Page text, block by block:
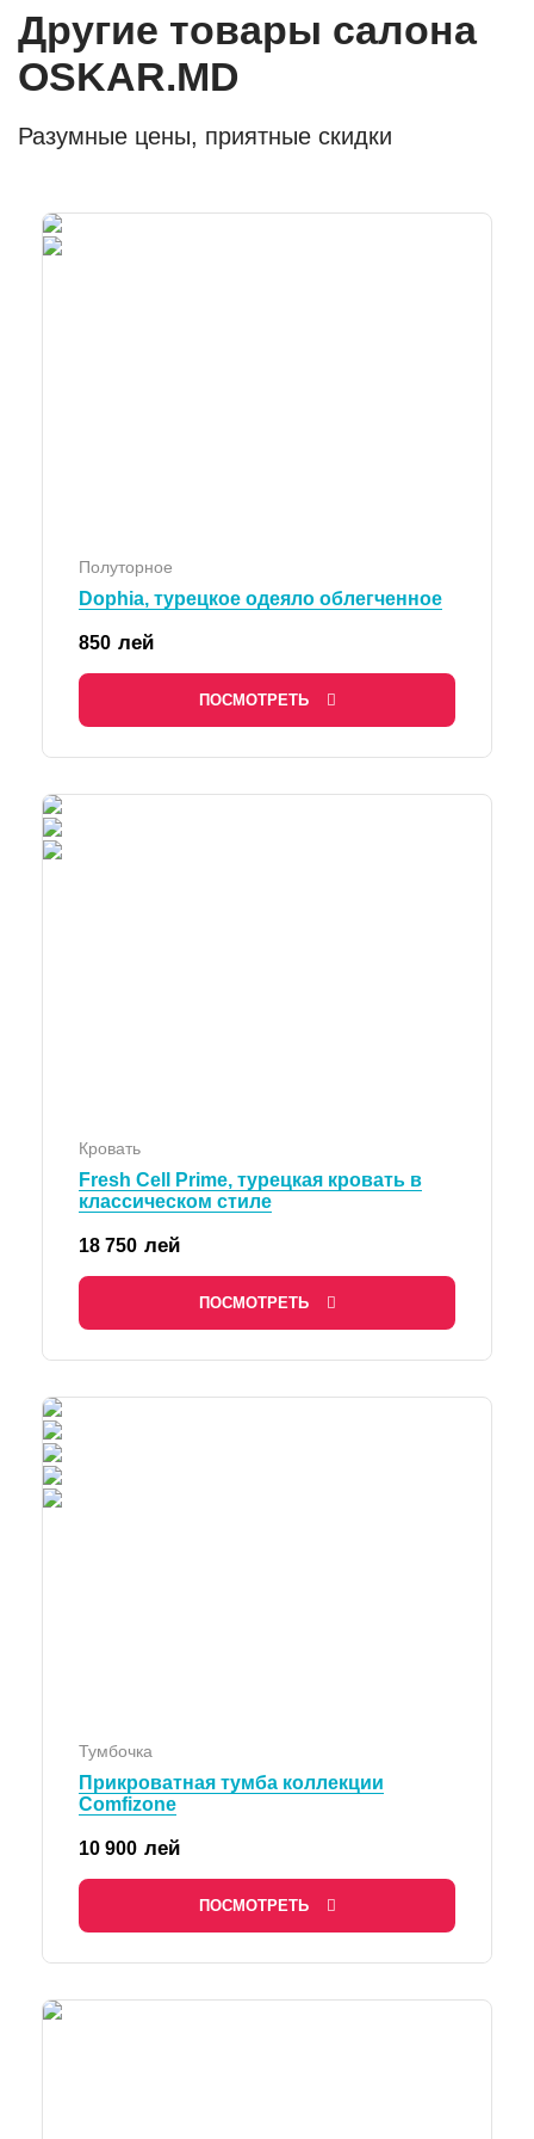
Другие товары салона
OSKAR.MD
Разумные цены, приятные скидки
Полуторное
Dophia, турецкое одеяло облегченное
850 лей
ПОСМОТРЕТЬ
Кровать
Fresh Cell Prime, турецкая кровать в
классическом стиле
18 750 лей
ПОСМОТРЕТЬ
Тумбочка
Прикроватная тумба коллекции
Comfizone
10 900 лей
ПОСМОТРЕТЬ